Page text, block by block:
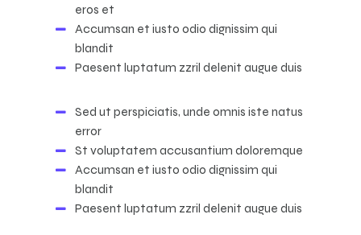
eros et
Accumsan et iusto odio dignissim qui
blandit
Paesent luptatum zzril delenit augue duis
Sed ut perspiciatis, unde omnis iste natus
error
St voluptatem accusantium doloremque
Accumsan et iusto odio dignissim qui
blandit
Paesent luptatum zzril delenit augue duis